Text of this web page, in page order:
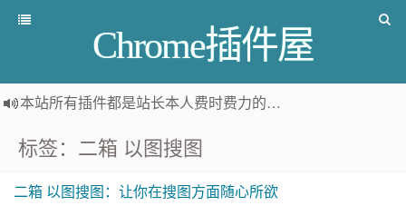
Chrome插件屋
本站所有插件都是站长本人费时费力的人工筛选推荐
标签：二箱 以图搜图
二箱 以图搜图：让你在搜图方面随心所欲